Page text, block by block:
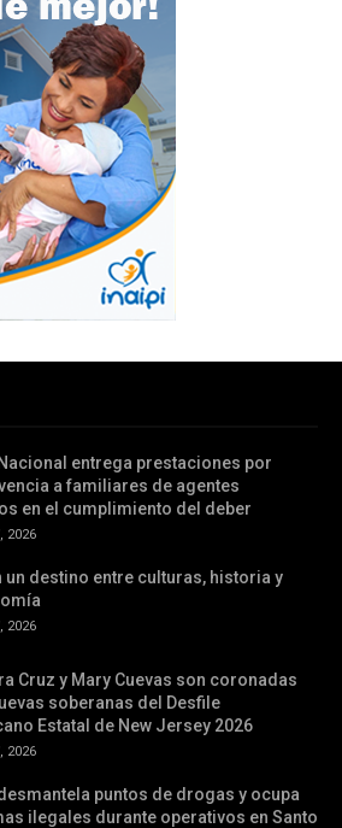
entrega prestaciones por
a familiares de agentes
en el cumplimiento del deber
2026
un destino entre culturas, historia y
2026
Cruz y Mary Cuevas son coronadas
soberanas del Desfile
Estatal de New Jersey 2026
2026
puntos de drogas y ocupa
ilegales durante operativos en Santo